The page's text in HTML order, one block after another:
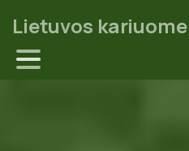
Lietuvos